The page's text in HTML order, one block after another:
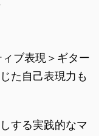
ブ表現＞ギター
た自己表現力も
する実践的なマ